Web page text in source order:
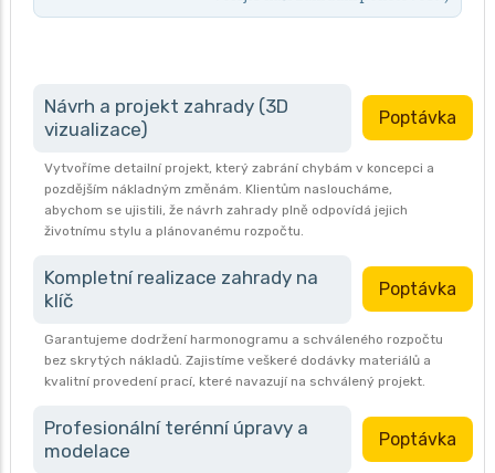
Návrh a projekt zahrady (3D
vizualizace)
Poptávka
Vytvoříme detailní projekt, který zabrání chybám v koncepci a
pozdějším nákladným změnám. Klientům nasloucháme,
abychom se ujistili, že návrh zahrady plně odpovídá jejich
životnímu stylu a plánovanému rozpočtu.
Kompletní realizace zahrady na
klíč
Poptávka
Garantujeme dodržení harmonogramu a schváleného rozpočtu
bez skrytých nákladů. Zajistíme veškeré dodávky materiálů a
kvalitní provedení prací, které navazují na schválený projekt.
Profesionální terénní úpravy a
modelace
Poptávka